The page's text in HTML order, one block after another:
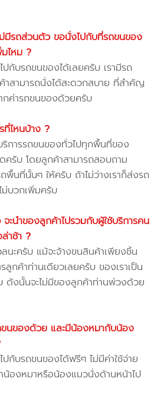
มีรถส่วนตัว ขอนั่งไปกับที่รถขนของ
มไหม ?
กับรถขนของได้เลยครับ เรามีรถ
าสามารถนั่งได้สะดวกสบาย ที่สำคัญ
กค่ารถขนของด้วยครับ
ที่ไหนบ้าง ?
ริการรถขนของทั่วไปทุกพื้นที่ของ
ครับ โดยลูกค้าสามารถสอบถาม
ถพื้นที่นั้นๆ ให้ครับ ถ้าไม่ว่างเราก็ส่งรถ
ม่บวกเพิ่มครับ
ะนำของลูกค้าไปรวมกับผู้ใช้บริการคน
าช้า ?
นะครับ แม้จะจ้างขนสินค้าเพียงชิ้น
ลูกค้าท่านเดียวเลยครับ ของเราเป็น
ดังนั้นจะไม่มีของลูกค้าท่านพ่วงด้วย
นของด้วย และมีน้องหมากับน้อง
ปกับรถขนของได้ฟรีๆ ไม่มีค่าใช้จ่าย
น้องหมาหรือน้องแมวนั่งด้านหน้าไป